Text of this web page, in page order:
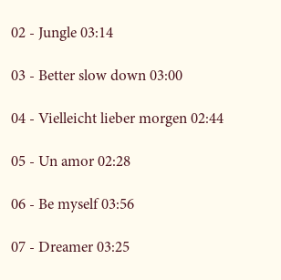
02 - Jungle 03:14
03 - Better slow down 03:00
04 - Vielleicht lieber morgen 02:44
05 - Un amor 02:28
06 - Be myself 03:56
07 - Dreamer 03:25